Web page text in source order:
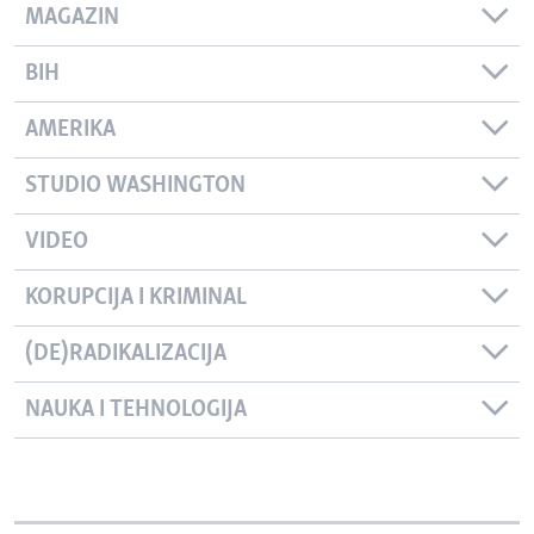
MAGAZIN
BIH
AMERIKA
STUDIO WASHINGTON
VIDEO
KORUPCIJA I KRIMINAL
(DE)RADIKALIZACIJA
NAUKA I TEHNOLOGIJA